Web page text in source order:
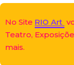
No Site RIO Art
Teatro,
mais.